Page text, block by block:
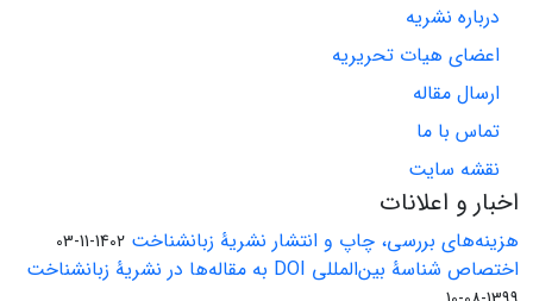
درباره نشریه
اعضای هیات تحریریه
ارسال مقاله
تماس با ما
نقشه سایت
اخبار و اعلانات
هزینه‌های بررسی، چاپ و انتشار نشریۀ زبانشناخت 1402-11-03
اختصاص شناسۀ بین‌المللی DOI به مقاله‌ها در نشریۀ زبانشناخت